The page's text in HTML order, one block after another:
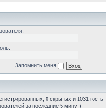
Запомнить меня
0 скрытых и 1031 гость
за последние 5 минут)